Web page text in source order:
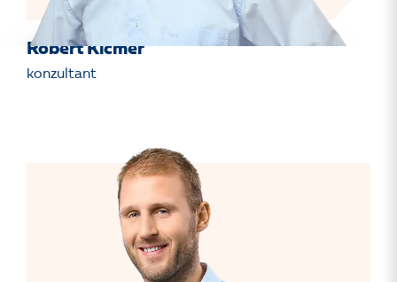
Robert Kičmer
konzultant